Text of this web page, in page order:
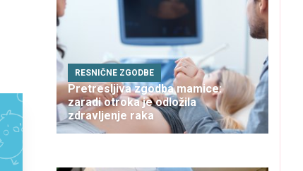
RESNIČNE ZGODBE
Pretresljiva zgodba mamice:
zaradi otroka je odložila
zdravljenje raka